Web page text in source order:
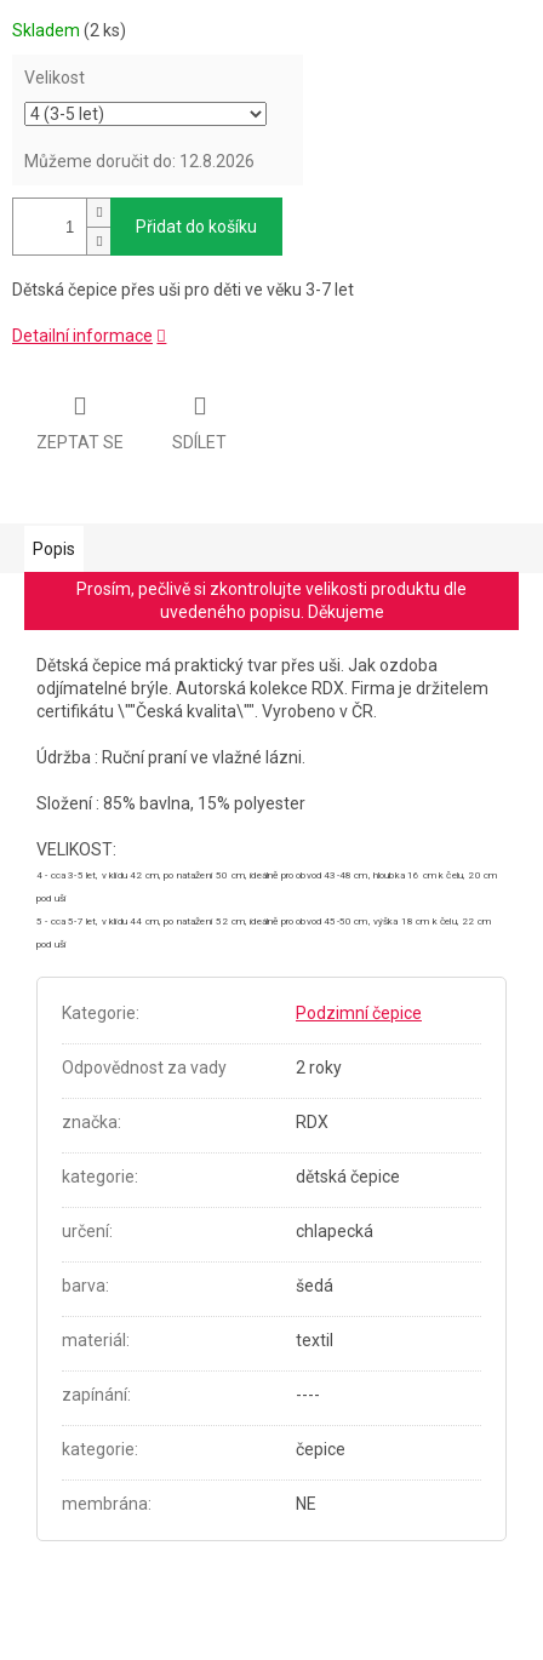
cena:
Skladem (2 ks)
Velikost
Můžeme doručit do: 12.8.2026
Přidat do košíku
Dětská čepice přes uši pro děti ve věku 3-7 let
Detailní informace
ZEPTAT SE SDÍLET
Popis
Prosím, pečlivě si zkontrolujte velikosti produktu dle
uvedeného popisu. Děkujeme
Dětská čepice má praktický tvar přes uši. Jak ozdoba
odjímatelné brýle. Autorská kolekce RDX. Firma je držitelem
certifikátu \""Česká kvalita\"". Vyrobeno v ČR.
Údržba : Ruční praní ve vlažné lázni.
Složení : 85% bavlna, 15% polyester
VELIKOST:
4 - cca 3-5 let, v klidu 42 cm, po natažení 50 cm, ideálně pro obvod 43-48 cm, hloubka 16 cm k čelu, 20 cm
pod uši
5 - cca 5-7 let, v klidu 44 cm, po natažení 52 cm, ideálně pro obvod 45-50 cm, výška 18 cm k čelu, 22 cm
pod uši
Kategorie: Podzimní čepice
Odpovědnost za vady 2 roky
značka: RDX
kategorie: dětská čepice
určení: chlapecká
barva: šedá
materiál : textil
zapínání: ----
kategorie: čepice
membrána: NE